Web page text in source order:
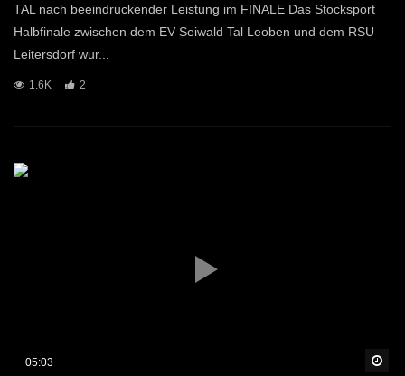
TAL nach beeindruckender Leistung im FINALE Das Stocksport
Halbfinale zwischen dem EV Seiwald Tal Leoben und dem RSU
Leitersdorf wur...
1.6K 2
05:03